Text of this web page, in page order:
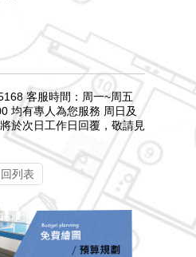
客服時間：周一~周五
均有專人為您服務 周日及
於次日工作日回覆，敬請見
回列表